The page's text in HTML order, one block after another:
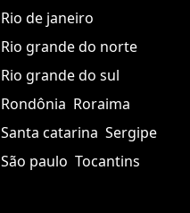
Rio de janeiro
Rio grande do norte
Rio grande do sul
Rondônia Roraima
Santa catarina Sergipe
São paulo Tocantins